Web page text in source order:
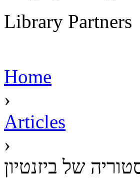
Library Partners
Home
›
Articles
›
של ביזנטיון